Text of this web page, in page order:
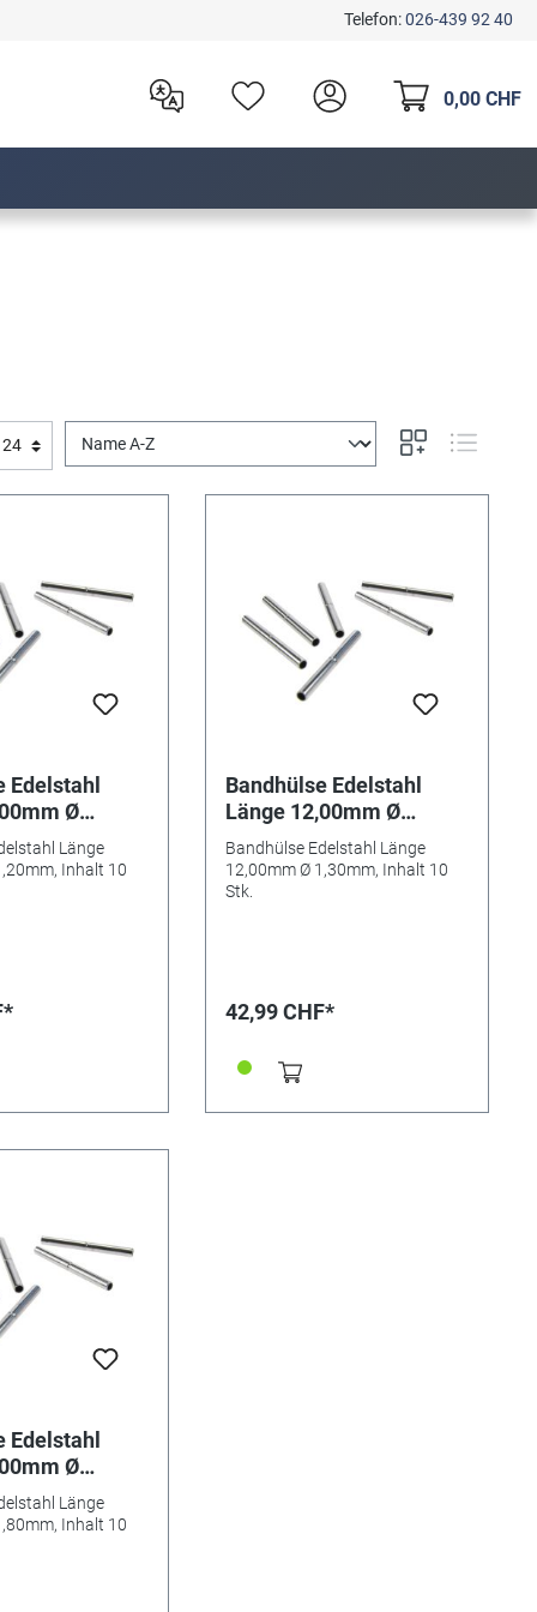
Telefon:026-439 92 40
0,00 CHF
Edelstahl
Ø
10 Stk.
Länge
Inhalt 10
Bandhülse Edelstahl
Länge 12,00mm Ø
1,30mm, Inhalt 10 Stk.
Bandhülse Edelstahl Länge
12,00mm Ø 1,30mm, Inhalt 10
Stk.
42,99 CHF*
Edelstahl
Ø
10 Stk.
Länge
Inhalt 10